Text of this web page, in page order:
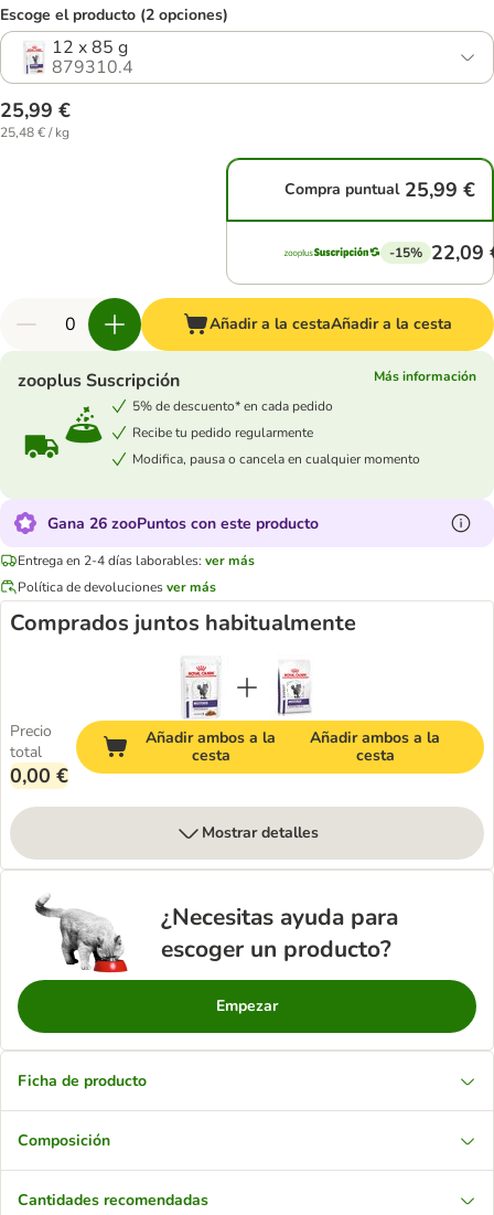
Escoge el producto (2 opciones)
12 x 85 g
879310.4
25,99 €
25,48 € / kg
Compra puntual 25,99 €
-15% 22,09
Añadir a la cestaAñadir a la cesta
zooplus Suscripción
Más información
5% de descuento* en cada pedido
Recibe tu pedido regularmente
Modifica, pausa o cancela en cualquier momento
Gana 26 zooPuntos con este producto
Entrega en 2-4 días laborables: ver más
Política de devolucionesver más
Comprados juntos habitualmente
Precio
total
0,00 €
Añadir ambos a la
cesta
Añadir ambos a la
cesta
Mostrar detalles
¿Necesitas ayuda para
escoger un producto?
Empezar
Ficha de producto
Composición
Cantidades recomendadas